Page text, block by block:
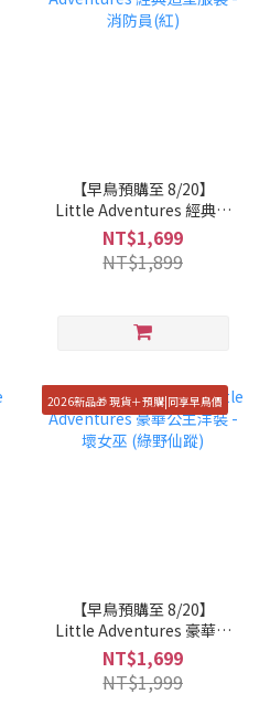
【早鳥預購至 8/20】
Little Adventures 經典造
型服裝 - 消防員(紅)
NT$1,699
NT$1,899
2026新品🎁 現貨＋預購|同享早鳥價
【早鳥預購至 8/20】
Little Adventures 豪華公
主洋裝 - 壞女巫 (綠野仙
蹤)
NT$1,699
NT$1,999